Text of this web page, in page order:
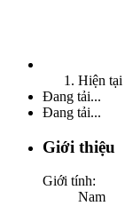
Hiện tại
Đang tải...
Đang tải...
Giới thiệu
Giới tính:
Nam